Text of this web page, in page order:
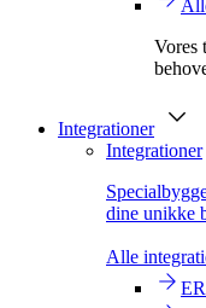
Vores
Integrationer
Integrationer
dine unikke
Alle